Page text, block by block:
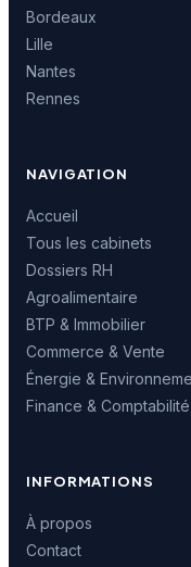
Bordeaux
Lille
Nantes
Rennes
NAVIGATION
Accueil
Tous les cabinets
Dossiers RH
Agroalimentaire
BTP & Immobilier
Commerce & Vente
Énergie &
Finance & Comptabilité
INFORMATIONS
À propos
Contact